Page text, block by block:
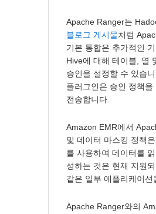
Apache Ranger는
블로그 게시물처럼
기본 통합은 추가적인
Hive에 대해 테이블, 열
승인을 설정할 수 있습
플러그인은 승인 정책
전송합니다.
Amazon EMR에서
및 데이터 마스킹 정책
를 사용하여 데이터를
성하는 것은 현재 지원
같은 일부 애플리케이
Apache Ranger와의